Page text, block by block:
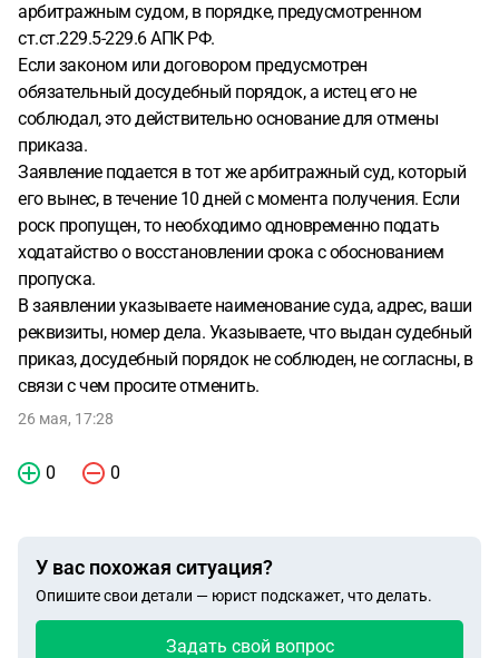
арбитражным судом, в порядке, предусмотренном
ст.ст.229.5-229.6 АПК РФ.
Если законом или договором предусмотрен
обязательный досудебный порядок, а истец его не
соблюдал, это действительно основание для отмены
приказа.
Заявление подается в тот же арбитражный суд, который
его вынес, в течение 10 дней с момента получения. Если
роск пропущен, то необходимо одновременно подать
ходатайство о восстановлении срока с обоснованием
пропуска.
В заявлении указываете наименование суда, адрес, ваши
реквизиты, номер дела. Указываете, что выдан судебный
приказ, досудебный порядок не соблюден, не согласны, в
связи с чем просите отменить.
26 мая, 17:28
0 0
У вас похожая ситуация?
Опишите свои детали — юрист подскажет, что делать.
Задать свой вопрос